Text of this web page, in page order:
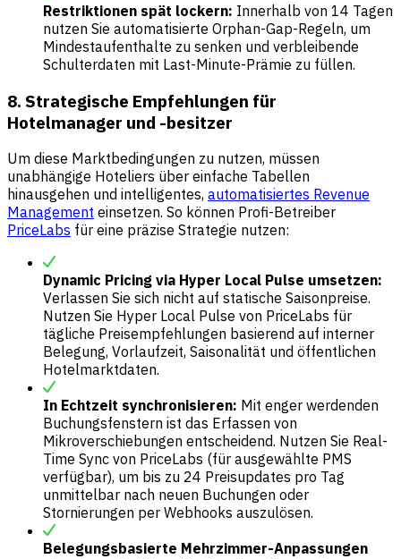
Restriktionen spät lockern: Innerhalb von 14 Tagen
nutzen Sie automatisierte Orphan-Gap-Regeln, um
Mindestaufenthalte zu senken und verbleibende
Schulterdaten mit Last-Minute-Prämie zu füllen.
8. Strategische Empfehlungen für
Hotelmanager und -besitzer
Um diese Marktbedingungen zu nutzen, müssen
unabhängige Hoteliers über einfache Tabellen
hinausgehen und intelligentes, automatisiertes Revenue
Management einsetzen. So können Profi-Betreiber
PriceLabs für eine präzise Strategie nutzen:
Dynamic Pricing via Hyper Local Pulse umsetzen:
Verlassen Sie sich nicht auf statische Saisonpreise.
Nutzen Sie Hyper Local Pulse von PriceLabs für
tägliche Preisempfehlungen basierend auf interner
Belegung, Vorlaufzeit, Saisonalität und öffentlichen
Hotelmarktdaten.
In Echtzeit synchronisieren: Mit enger werdenden
Buchungsfenstern ist das Erfassen von
Mikroverschiebungen entscheidend. Nutzen Sie Real-
Time Sync von PriceLabs (für ausgewählte PMS
verfügbar), um bis zu 24 Preisupdates pro Tag
unmittelbar nach neuen Buchungen oder
Stornierungen per Webhooks auszulösen.
Belegungsbasierte Mehrzimmer-Anpassungen